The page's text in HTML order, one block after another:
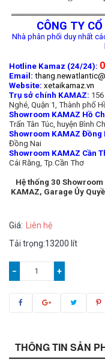
CÔNG TY
Nhà phân phối duy nhất
Hotline Kamaz (24/24):
Email:
Website: xetaikamaz.vn
Trụ sở chính KAMAZ:
Nghé, Quận 1, Thành phố
Showroom KAMAZ Hồ
Trấn Tân Túc, huyện Bình
Showroom KAMAZ Đồng
Đồng Nai
Showroom KAMAZ Cần
Cái Răng, Tp.Cần Thơ
Hệ thống 30
KAMAZ, Garage Ủy
Giá:
Liên hệ
Tải trọng:13200 lít
− +
THÔNG TIN SẢN